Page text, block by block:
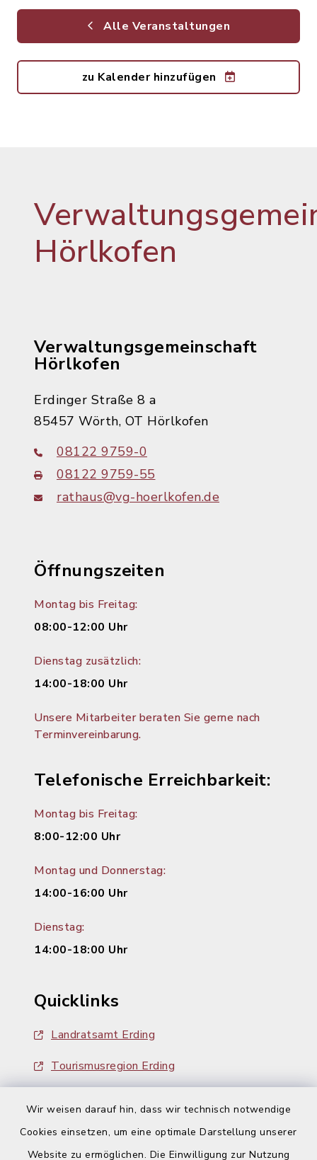
Wir weisen darauf hin, dass wir technisch notwendige
Cookies einsetzen, um eine optimale Darstellung unserer
Website zu ermöglichen. Die Einwilligung zur Nutzung
Alle Veranstaltungen
zu Kalender hinzufügen
Hörlkofen
Verwaltungsgemeinschaft
Hörlkofen
Erdinger Straße 8 a
85457 Wörth, OT Hörlkofen
08122 9759-0
08122 9759-55
rathaus@vg-hoerlkofen.de
Öffnungszeiten
Montag bis Freitag:
08:00-12:00 Uhr
Dienstag zusätzlich:
14:00-18:00 Uhr
Unsere Mitarbeiter beraten Sie gerne nach
Terminvereinbarung.
Telefonische Erreichbarkeit:
Montag bis Freitag:
8:00-12:00 Uhr
Montag und Donnerstag:
14:00-16:00 Uhr
Dienstag:
14:00-18:00 Uhr
Quicklinks
Landratsamt Erding
Tourismusregion Erding